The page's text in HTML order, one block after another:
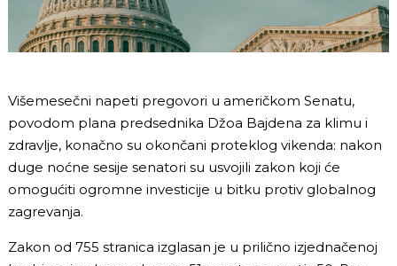
Višemesečni napeti pregovori u američkom Senatu,
povodom plana predsednika Džoa Bajdena za klimu i
zdravlje, konačno su okončani proteklog vikenda: nakon
duge noćne sesije senatori su usvojili zakon koji će
omogućiti ogromne investicije u bitku protiv globalnog
zagrevanja.
Zakon od 755 stranica izglasan je u prilično izjednačenoj